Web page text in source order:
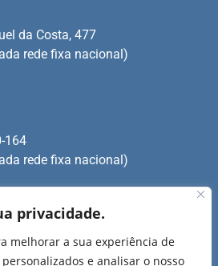
privacidade.
melhorar a sua experiência de
e analisar o nosso
164
rede fixa nacional)
da Costa, 477
rede fixa nacional)